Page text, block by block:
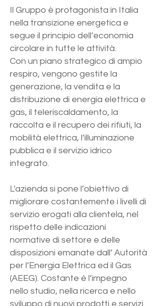
Il Gruppo è protagonista in Italia
nella transizione energetica e
segue il principio dell’economia
circolare in tutte le attività.
Con un piano strategico di ampio
respiro, vengono gestite la
generazione, la vendita e la
distribuzione di energia elettrica e
gas, il teleriscaldamento, la
raccolta e il recupero dei rifiuti, la
mobilità elettrica, l’illuminazione
pubblica e il servizio idrico
integrato.
L'azienda si pone l’obiettivo di
migliorare costantemente i livelli di
servizio erogati alla clientela, nel
rispetto delle indicazioni
normative di settore e delle
disposizioni emanate dall’ Autorità
per l’Energia Elettrica ed il Gas
(AEEG). Costante è l’impegno
nello studio, nella ricerca e nello
sviluppo di nuovi prodotti e servizi